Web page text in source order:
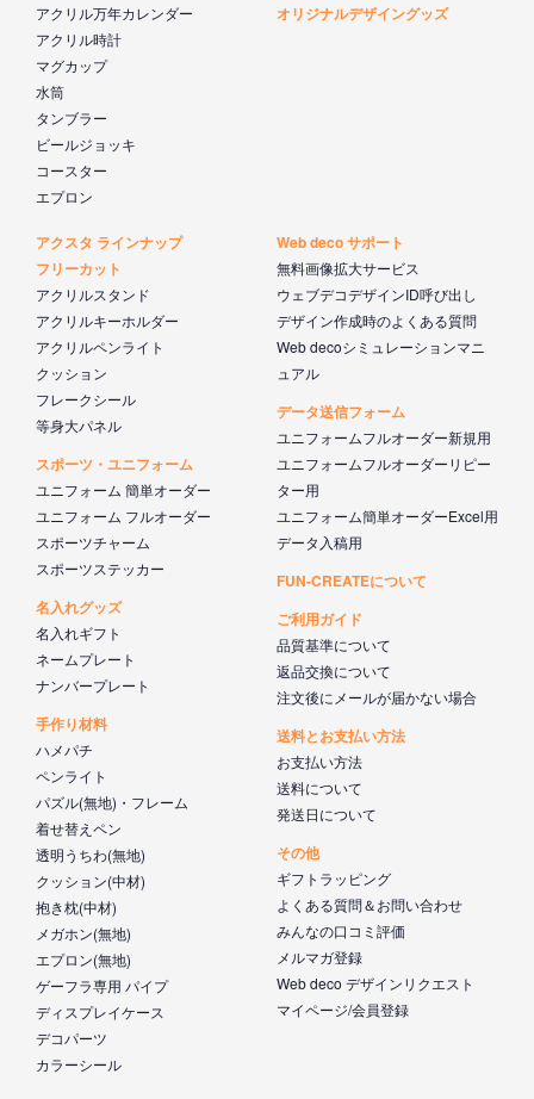
アクリル万年カレンダー
アクリル時計
マグカップ
水筒
タンブラー
ビールジョッキ
コースター
エプロン
オリジナルデザイングッズ
アクスタ ラインナップ
フリーカット
アクリルスタンド
アクリルキーホルダー
アクリルペンライト
クッション
フレークシール
等身大パネル
スポーツ・ユニフォーム
ユニフォーム 簡単オーダー
ユニフォーム フルオーダー
スポーツチャーム
スポーツステッカー
名入れグッズ
名入れギフト
ネームプレート
ナンバープレート
手作り材料
ハメパチ
ペンライト
パズル(無地)・フレーム
着せ替えペン
透明うちわ(無地)
クッション(中材)
抱き枕(中材)
メガホン(無地)
エプロン(無地)
ゲーフラ専用 パイプ
ディスプレイケース
デコパーツ
カラーシール
Web deco サポート
無料画像拡大サービス
ウェブデコデザインID呼び出し
デザイン作成時のよくある質問
Web decoシミュレーションマニ
ュアル
データ送信フォーム
ユニフォームフルオーダー新規用
ユニフォームフルオーダーリピー
ター用
ユニフォーム簡単オーダーExcel用
データ入稿用
FUN-CREATEについて
ご利用ガイド
品質基準について
返品交換について
注文後にメールが届かない場合
送料とお支払い方法
お支払い方法
送料について
発送日について
その他
ギフトラッピング
よくある質問＆お問い合わせ
みんなの口コミ評価
メルマガ登録
Web deco デザインリクエスト
マイページ/会員登録